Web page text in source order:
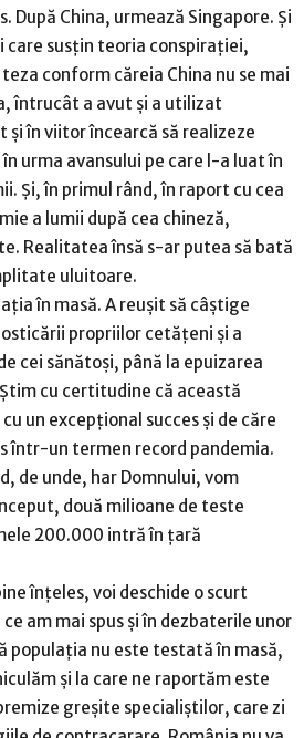
După China, urmează Singapore. Și
care susțin teoria conspirației,
conform căreia China nu se mai
întrucât a avut și a utilizat
în viitor încearcă să realizeze
urma avansului pe care l-a luat în
Și, în primul rând, în raport cu cea
a lumii după cea chineză,
Realitatea însă s-ar putea să bată
uluitoare.
în masă. A reușit să câștige
propriilor cetățeni și a
cei sănătoși, până la epuizarea
cu certitudine că această
un excepțional succes și de căre
într-un termen record pandemia.
de unde, har Domnului, vom
două milioane de teste
200.000 intră în țară
înțeles, voi deschide o scurt
am mai spus și în dezbaterile unor
populația nu este testată în masă,
și la care ne raportăm este
greșite specialiștilor, care zi